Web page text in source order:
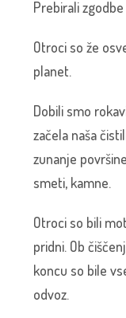
Prebirali
Otroci so že
planet.
Dobili smo
začela naša
zunanje
smeti, kamne.
Otroci so bili
pridni. Ob
koncu so bile
odvoz.